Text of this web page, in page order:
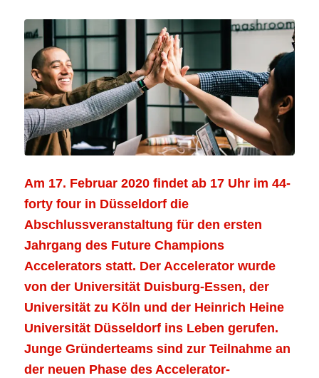
Am 17. Februar 2020 findet ab 17 Uhr im 44-
forty four in Düsseldorf die
Abschlussveranstaltung für den ersten
Jahrgang des Future Champions
Accelerators statt. Der Accelerator wurde
von der Universität Duisburg-Essen, der
Universität zu Köln und der Heinrich Heine
Universität Düsseldorf ins Leben gerufen.
Junge Gründerteams sind zur Teilnahme an
der neuen Phase des Accelerator-